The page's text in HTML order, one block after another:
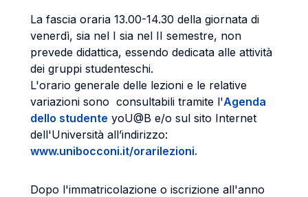
La fascia oraria 13.00-14.30 della giornata di
venerdì, sia nel I sia nel II semestre, non
prevede didattica, essendo dedicata alle attività
dei gruppi studenteschi.
L'orario generale delle lezioni e le relative
variazioni sono consultabili tramite l'Agenda
dello studente yoU@B e/o sul sito Internet
dell'Università all’indirizzo:
www.unibocconi.it/orarilezioni.
Dopo l'immatricolazione o iscrizione all'anno